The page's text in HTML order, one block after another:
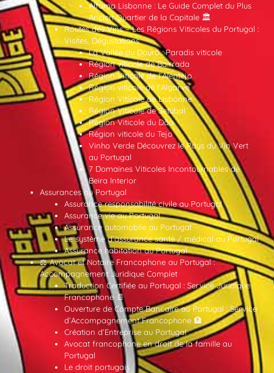
Alfama Lisbonne : Le Guide Complet du Plus
Ancien Quartier de la Capitale 🏛️
Routes des Vins – Les Régions Viticoles du Portugal :
Visites, Dégustations
La Vallée du Douro : Paradis viticole
Région viticole de Bairrada
Région Viticole de l’Alentejo
Région viticole de l’Algarve
Région Viticole de Lisbonne
Région Viticole de Setúbal
Région Viticole du Dão
Région viticole du Tejo
Vinho Verde Découvrez le Pays du Vin Vert
au Portugal
7 Domaines Viticoles Incontournables de
Beira Interior
Assurances au Portugal
Assurance responsabilité civile au Portugal
Assurance vie au Portugal
Assurance automobile au Portugal
Le système d’assurance santé / médical au Portugal
Assurance habitation au Portugal
⚖️ Avocat et Notaire Francophone au Portugal :
Accompagnement Juridique Complet
Traduction Certifiée au Portugal : Service Juridique
Francophone 📄
Ouverture de Compte Bancaire au Portugal : Service
d’Accompagnement Francophone 🏦
Création d’Entreprise au Portugal
Avocat francophone en droit de la famille au
Portugal
Le droit portugais